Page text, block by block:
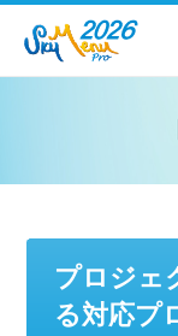
プロジェ
る対応プ